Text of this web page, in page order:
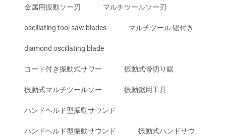
金属用振動ソー刃 マルチツールソー刃
oscillating tool saw blades マルチツール 锯付き
diamond oscillating blade
コード付き振動式サワー 振動式骨切り鋸
振動式マルチツールソー 振動鋸用工具
ハンドヘルド型振動サウンド
ハンドヘルド型振動サウンド 振動式ハンドサウ